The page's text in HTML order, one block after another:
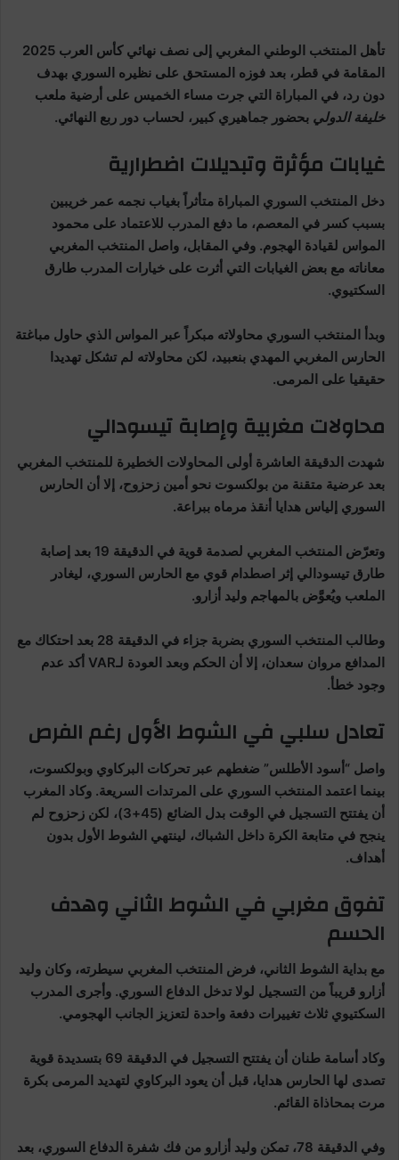
تأهل المنتخب الوطني المغربي إلى نصف نهائي كأس العرب 2025
المقامة في قطر، بعد فوزه المستحق على نظيره السوري بهدف
دون رد، في المباراة التي جرت مساء الخميس على أرضية ملعب
خليفة الدولي بحضور جماهيري كبير، لحساب دور ربع النهائي.
غيابات مؤثرة وتبديلات اضطرارية
دخل المنتخب السوري المباراة متأثراً بغياب نجمه عمر خريبين
بسبب كسر في المعصم، ما دفع المدرب للاعتماد على محمود
المواس لقيادة الهجوم. وفي المقابل، واصل المنتخب المغربي
معاناته مع بعض الغيابات التي أثرت على خيارات المدرب طارق
السكتيوي.
وبدأ المنتخب السوري محاولاته مبكراً عبر المواس الذي حاول مباغتة
الحارس المغربي المهدي بنعبيد، لكن محاولاته لم تشكل تهديدا
حقيقيا على المرمى.
محاولات مغربية وإصابة تيسودالي
شهدت الدقيقة العاشرة أولى المحاولات الخطيرة للمنتخب المغربي
بعد عرضية متقنة من بولكسوت نحو أمين زحزوح، إلا أن الحارس
السوري إلياس هدايا أنقذ مرماه ببراعة.
وتعرّض المنتخب المغربي لصدمة قوية في الدقيقة 19 بعد إصابة
طارق تيسودالي إثر اصطدام قوي مع الحارس السوري، ليغادر
الملعب ويُعوَّض بالمهاجم وليد أزارو.
وطالب المنتخب السوري بضربة جزاء في الدقيقة 28 بعد احتكاك مع
المدافع مروان سعدان، إلا أن الحكم وبعد العودة لـVAR أكد عدم
وجود خطأ.
تعادل سلبي في الشوط الأول رغم الفرص
واصل “أسود الأطلس” ضغطهم عبر تحركات البركاوي وبولكسوت،
بينما اعتمد المنتخب السوري على المرتدات السريعة. وكاد المغرب
أن يفتتح التسجيل في الوقت بدل الضائع (45+3)، لكن زحزوح لم
ينجح في متابعة الكرة داخل الشباك، لينتهي الشوط الأول بدون
أهداف.
تفوق مغربي في الشوط الثاني وهدف
الحسم
مع بداية الشوط الثاني، فرض المنتخب المغربي سيطرته، وكان وليد
أزارو قريباً من التسجيل لولا تدخل الدفاع السوري. وأجرى المدرب
السكتيوي ثلاث تغييرات دفعة واحدة لتعزيز الجانب الهجومي.
وكاد أسامة طنان أن يفتتح التسجيل في الدقيقة 69 بتسديدة قوية
تصدى لها الحارس هدايا، قبل أن يعود البركاوي لتهديد المرمى بكرة
مرت بمحاذاة القائم.
وفي الدقيقة 78، تمكن وليد أزارو من فك شفرة الدفاع السوري، بعد